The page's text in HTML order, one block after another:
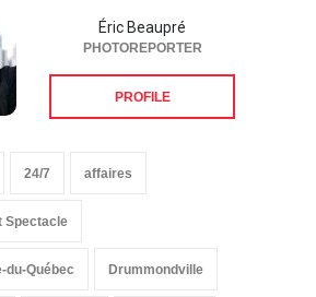
PHOTOREPORTER
PROFILE